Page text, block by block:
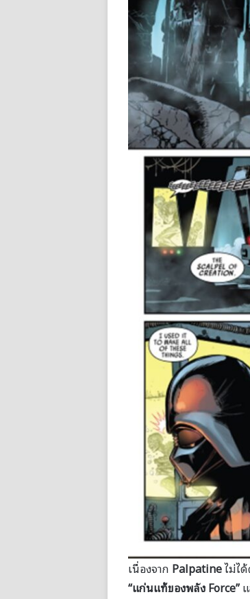
เนื่องจาก Palpatineไม่ไ
“แก่นแท้ของพลัง Force”